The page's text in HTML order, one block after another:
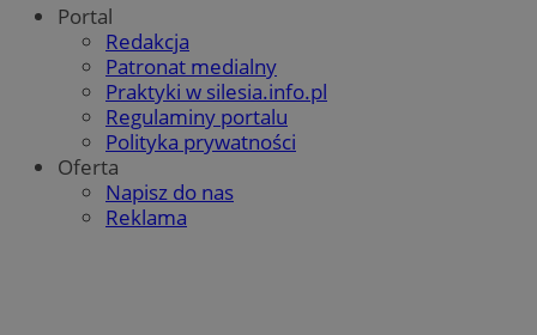
Portal
Redakcja
Patronat medialny
Praktyki w silesia.info.pl
Regulaminy portalu
Polityka prywatności
Oferta
Napisz do nas
Reklama